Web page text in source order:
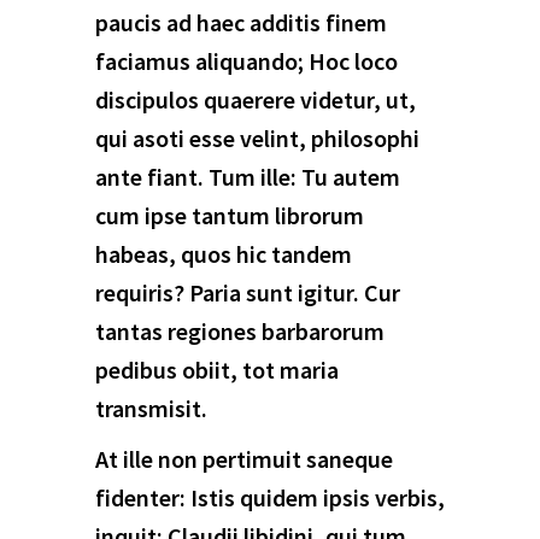
paucis ad haec additis finem
faciamus aliquando; Hoc loco
discipulos quaerere videtur, ut,
qui asoti esse velint, philosophi
ante fiant. Tum ille: Tu autem
cum ipse tantum librorum
habeas, quos hic tandem
requiris? Paria sunt igitur. Cur
tantas regiones barbarorum
pedibus obiit, tot maria
transmisit.
At ille non pertimuit saneque
fidenter: Istis quidem ipsis verbis,